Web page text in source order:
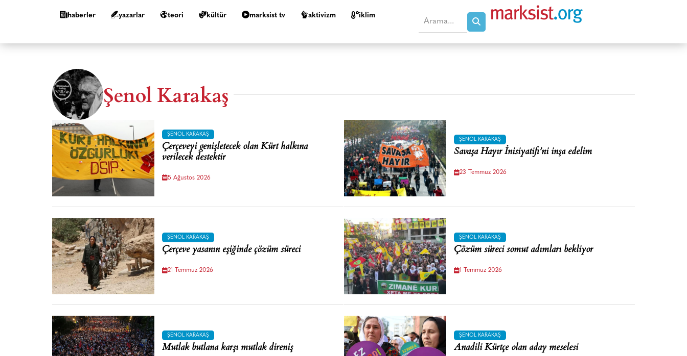
haberler yazarlar teori kültür marksist tv aktivizm i̇klim
Şenol Karakaş
ŞENOL KARAKAŞ
Çerçeveyi genişletecek olan Kürt halkına
verilecek destektir
5 Ağustos 2026
ŞENOL KARAKAŞ
Savaşa Hayır İnisiyatifi’ni inşa edelim
23 Temmuz 2026
ŞENOL KARAKAŞ
Çerçeve yasanın eşiğinde çözüm süreci
21 Temmuz 2026
ŞENOL KARAKAŞ
Çözüm süreci somut adımları bekliyor
1 Temmuz 2026
ŞENOL KARAKAŞ
Mutlak butlana karşı mutlak direniş
ŞENOL KARAKAŞ
Anadili Kürtçe olan aday meselesi